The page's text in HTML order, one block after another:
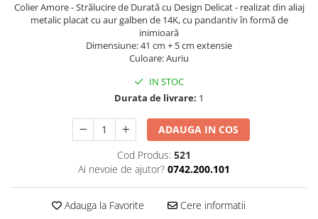
Colier Amore - Strălucire de Durată cu Design Delicat - realizat din aliaj
metalic placat cu aur galben de 14K, cu pandantiv în formă de
inimioară
Dimensiune: 41 cm + 5 cm extensie
Culoare: Auriu
IN STOC
Durata de livrare: 1
ADAUGA IN COS
Cod Produs: 521
Ai nevoie de ajutor? 0742.200.101
Adauga la Favorite Cere informatii